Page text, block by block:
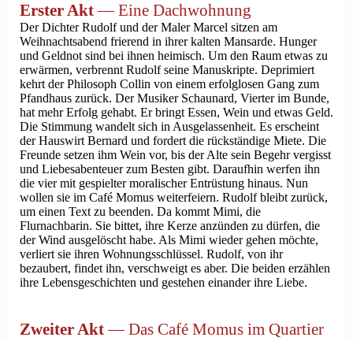
Erster Akt— Eine Dachwohnung
Der Dichter Rudolf und der Maler Marcel sitzen am
Weihnachtsabend frierend in ihrer kalten Mansarde. Hunger
und Geldnot sind bei ihnen heimisch. Um den Raum etwas zu
erwärmen, verbrennt Rudolf seine Manuskripte. Deprimiert
kehrt der Philosoph Collin von einem erfolglosen Gang zum
Pfandhaus zurück. Der Musiker Schaunard, Vierter im Bunde,
hat mehr Erfolg gehabt. Er bringt Essen, Wein und etwas Geld.
Die Stimmung wandelt sich in Ausgelassenheit. Es erscheint
der Hauswirt Bernard und fordert die rückständige Miete. Die
Freunde setzen ihm Wein vor, bis der Alte sein Begehr vergisst
und Liebesabenteuer zum Besten gibt. Daraufhin werfen ihn
die vier mit gespielter moralischer Entrüstung hinaus. Nun
wollen sie im Café Momus weiterfeiern. Rudolf bleibt zurück,
um einen Text zu beenden. Da kommt Mimi, die
Flurnachbarin. Sie bittet, ihre Kerze anzünden zu dürfen, die
der Wind ausgelöscht habe. Als Mimi wieder gehen möchte,
verliert sie ihren Wohnungsschlüssel. Rudolf, von ihr
bezaubert, findet ihn, verschweigt es aber. Die beiden erzählen
ihre Lebensgeschichten und gestehen einander ihre Liebe.
Zweiter Akt— Das Café Momus im Quartier